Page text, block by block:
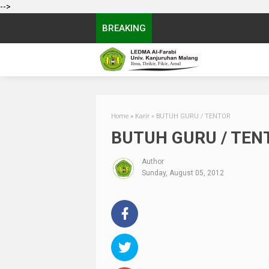
-->
BREAKING
Home » Karir » BUTUH GURU / TENTOR
BUTUH GURU /
Author
Sunday, August 05, 2012